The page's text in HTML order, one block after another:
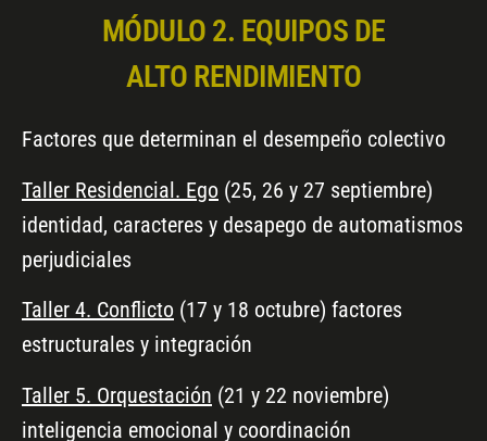
MÓDULO 2. EQUIPOS DE
ALTO RENDIMIENTO
Factores que determinan el desempeño colectivo
Taller Residencial. Ego (25, 26 y 27 septiembre)
identidad, caracteres y desapego de automatismos
perjudiciales
Taller 4. Conflicto (17 y 18 octubre) factores
estructurales y integración
Taller 5. Orquestación (21 y 22 noviembre)
inteligencia emocional y coordinación